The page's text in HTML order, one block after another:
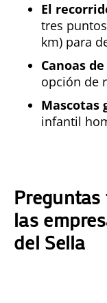
El
tres
km) para
Canoas
opción de
Mascotas
infantil
las
del Sella